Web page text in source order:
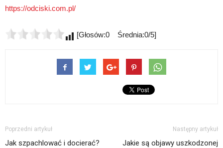
https://odciski.com.pl/
[Głosów:0 Średnia:0/5]
Poprzedni artykuł
Jak szpachlować i docierać?
Następny artykuł
Jakie są objawy uszkodzonej